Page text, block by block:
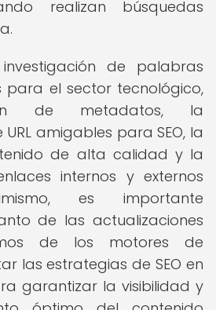
realizan búsquedas
de palabras
para el sector tecnológico,
de metadatos, la
amigables para SEO, la
de alta calidad y la
internos y externos
es importante
de las actualizaciones
de los motores de
las estrategias de SEO en
garantizar la visibilidad y